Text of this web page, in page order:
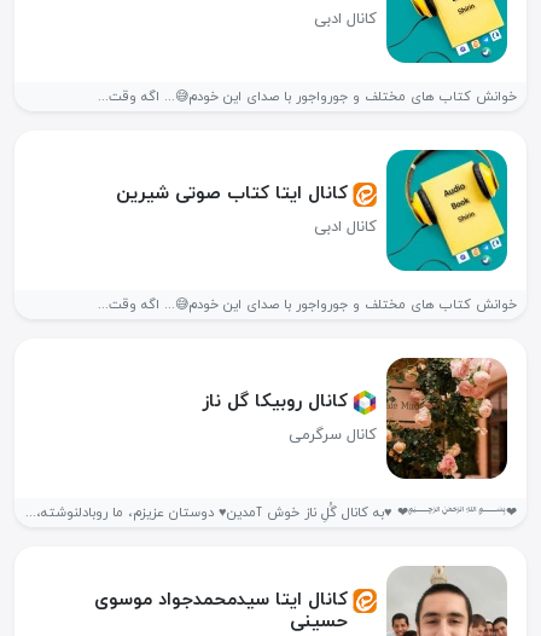
کانال ادبی
خوانش کتاب های مختلف و جورواجور با صدای این خودم😅... اگه وقت...
کانال ایتا کتاب صوتی شیرین
کانال ادبی
خوانش کتاب های مختلف و جورواجور با صدای این خودم😅... اگه وقت...
کانال روبیکا گل ناز
کانال سرگرمی
❤﷽❤ ♥️به کانال گُلِ ناز خوش آمدین♥️ دوستان عزیزم، ما روبادلنوشته،متن،گیف.موزیک ویدیو...
کانال ایتا سیدمحمدجواد موسوی
حسینی